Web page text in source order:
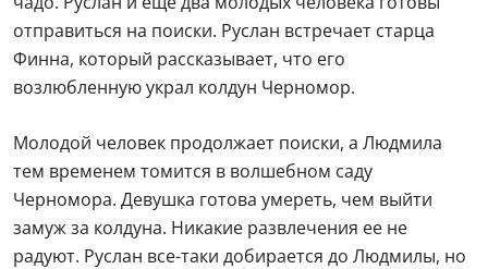
отправиться на поиски. Руслан встречает старца
Финна, который рассказывает, что его
возлюбленную украл колдун Черномор.
Молодой человек продолжает поиски, а Людмила
тем временем томится в волшебном саду
Черномора. Девушка готова умереть, чем выйти
замуж за колдуна. Никакие развлечения ее не
радуют. Руслан все-таки добирается до Людмилы, но